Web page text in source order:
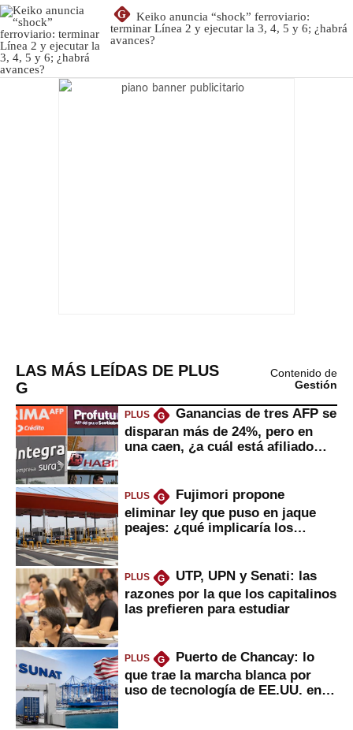
G
Keiko anuncia “shock” ferroviario:
terminar Línea 2 y ejecutar la 3, 4, 5 y 6; ¿habrá
avances?
LAS MÁS LEÍDAS DE PLUS
G
Contenido de
Gestión
PLUS G
Ganancias de tres AFP se
disparan más de 24%, pero en
una caen, ¿a cuál está afiliado
PLUS G
Fujimori propone
eliminar ley que puso en jaque
peajes: ¿qué implicaría los
PLUS G
UTP, UPN y Senati: las
razones por la que los capitalinos
las prefieren para estudiar
PLUS G
Puerto de Chancay: lo
que trae la marcha blanca por
uso de tecnología de EE.UU. en